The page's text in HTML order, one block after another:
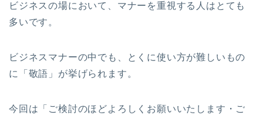
ビジネスの場において、マナーを重視する人はとても
多いです。
ビジネスマナーの中でも、とくに使い方が難しいもの
に「敬語」が挙げられます。
今回は「ご検討のほどよろしくお願いいたします・ご